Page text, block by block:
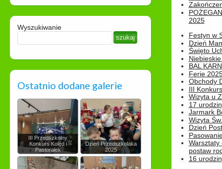
Wyszukiwanie
Ostatnio dodane galerie
III Przedszkolny
Konkurs Kolęd i
Pastorałek
Dzień Przedszkolaka
2025
2025
Festyn w
Dzień
Święto
BAL
Ferie
Obchody
III
Wizyta u
17
Jarmark
Wizyta
Dzień
Warsztaty
postaw
16